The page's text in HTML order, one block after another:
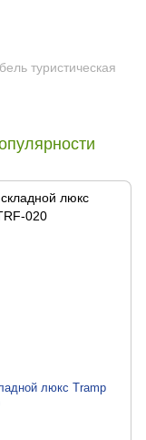
туристическая
люкс Tramp